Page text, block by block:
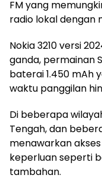
FM yang
radio lokal dengan
Nokia 3210 versi
ganda, permainan
baterai 1.450 mAh
waktu panggilan
Di beberapa
Tengah, dan
menawarkan
keperluan seperti
tambahan.